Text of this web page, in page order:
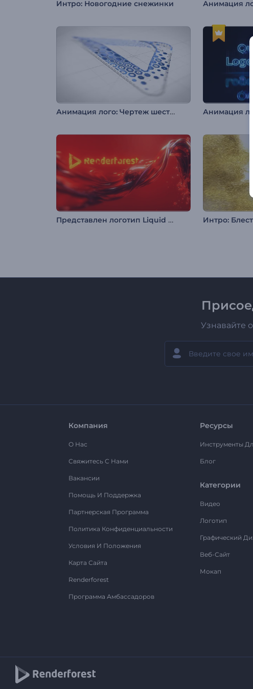
Интро: Новогодние снежинки
Анимация лого: Чертеж шестиугольника
Представлен логотип Liquid Fusion Интро:
Узнавайте
Компания
О Нас
Свяжитесь С Нами
Вакансии
Помощь И Поддержка
Партнерская Программа
Политика Конфиденциальности
Условия И Положения
Карта Сайта
Renderforest
Программа Амбассадоров
Ресурсы
Инструменты
Блог
Категории
Видео
Логотип
Графический
Веб-Сайт
Мокап